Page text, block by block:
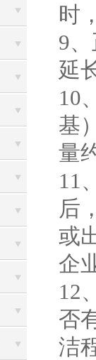
时
9
延
10
基
量
11
后
或
企
12
否
洁